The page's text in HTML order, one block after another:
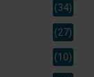
(34)
(27)
(10)